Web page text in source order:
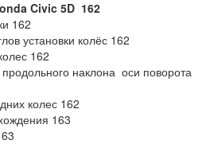
Civic 5D 162
162
установки колёс 162
162
наклона оси поворота
колес 162
163